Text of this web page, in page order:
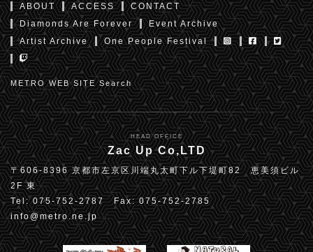
ABOUT
ACCESS
CONTACT
Diamonds Are Forever
Event Archive
Artist Archive
One People Festival
METRO WEB SITE Search
HEAD OFFICE
Zac Up Co,LTD
〒606-8396 京都市左京区川端丸太町下ル下堤町82 恵美須ビル
2F 東
Tel: 075-752-2787 Fax: 075-752-2785
info@metro.ne.jp